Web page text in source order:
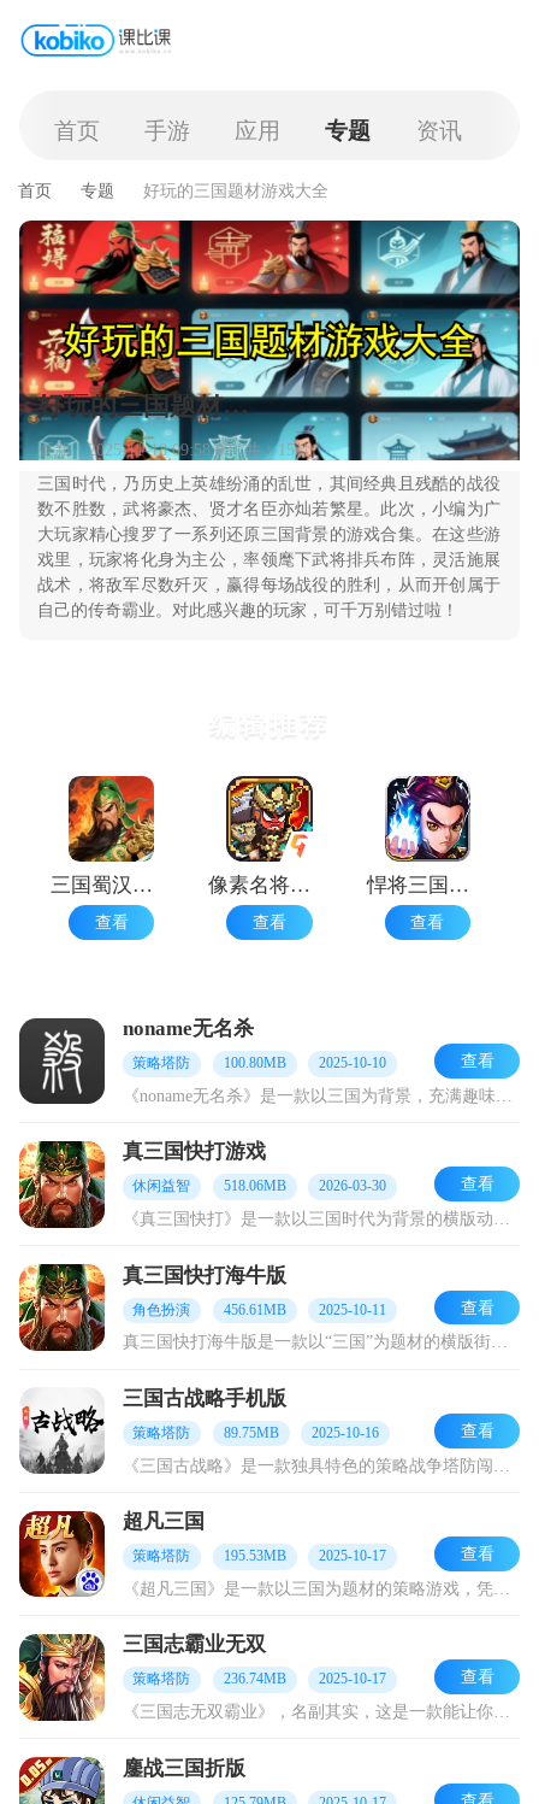
首页 手游 应用 专题 资讯
首页 专题 好玩的三国题材游戏大全
好玩的三国题材游戏大全
更新：2025-11-18 09:58:03
共：15款
三国时代，乃历史上英雄纷涌的乱世，其间经典且残酷的战役
数不胜数，武将豪杰、贤才名臣亦灿若繁星。此次，小编为广
大玩家精心搜罗了一系列还原三国背景的游戏合集。在这些游
戏里，玩家将化身为主公，率领麾下武将排兵布阵，灵活施展
战术，将敌军尽数歼灭，赢得每场战役的胜利，从而开创属于
自己的传奇霸业。对此感兴趣的玩家，可千万别错过啦！
三国蜀汉刘备传 安卓版
查看
像素名将录游戏
查看
悍将三国最新版
查看
noname无名杀
策略塔防 100.80MB 2025-10-10 查看
真三国快打游戏
休闲益智 518.06MB 2026-03-30 查看
真三国快打海牛版
角色扮演 456.61MB 2025-10-11
真三国快打海牛版是一款以“三国”为题材的横版街机游戏。其核心战斗方式为格斗与连击，同时，它还完美复刻了经典的闯关玩法，有着爽快流畅的动作设计、酷炫华丽的技能招式
查看
三国古战略手机版
策略塔防 89.75MB 2025-10-16 查看
超凡三国
策略塔防 195.53MB 2025-10-17 查看
三国志霸业无双
策略塔防 236.74MB 2025-10-17
《三国志无双霸业》，名副其实，这是一款能让你在三国时代成就霸业的游戏！它融合了极具策略性的战棋玩法与模拟经营玩法。在游戏中，你不仅要致力于建设，发展国家实力，更
查看
鏖战三国折版
查看